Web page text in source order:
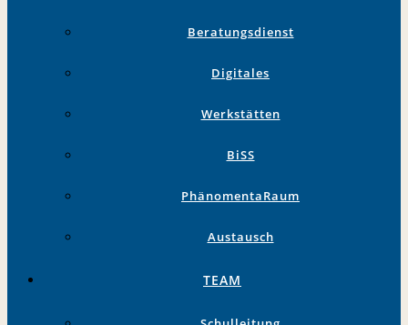
Beratungsdienst
Digitales
Werkstätten
BiSS
PhänomentaRaum
Austausch
TEAM